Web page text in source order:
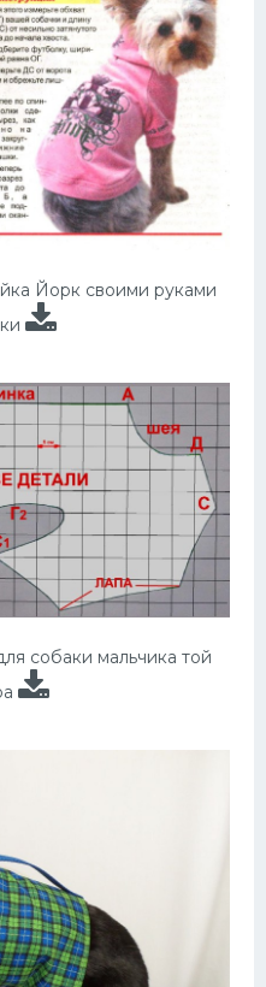
Йорк своими руками
собаки мальчика той